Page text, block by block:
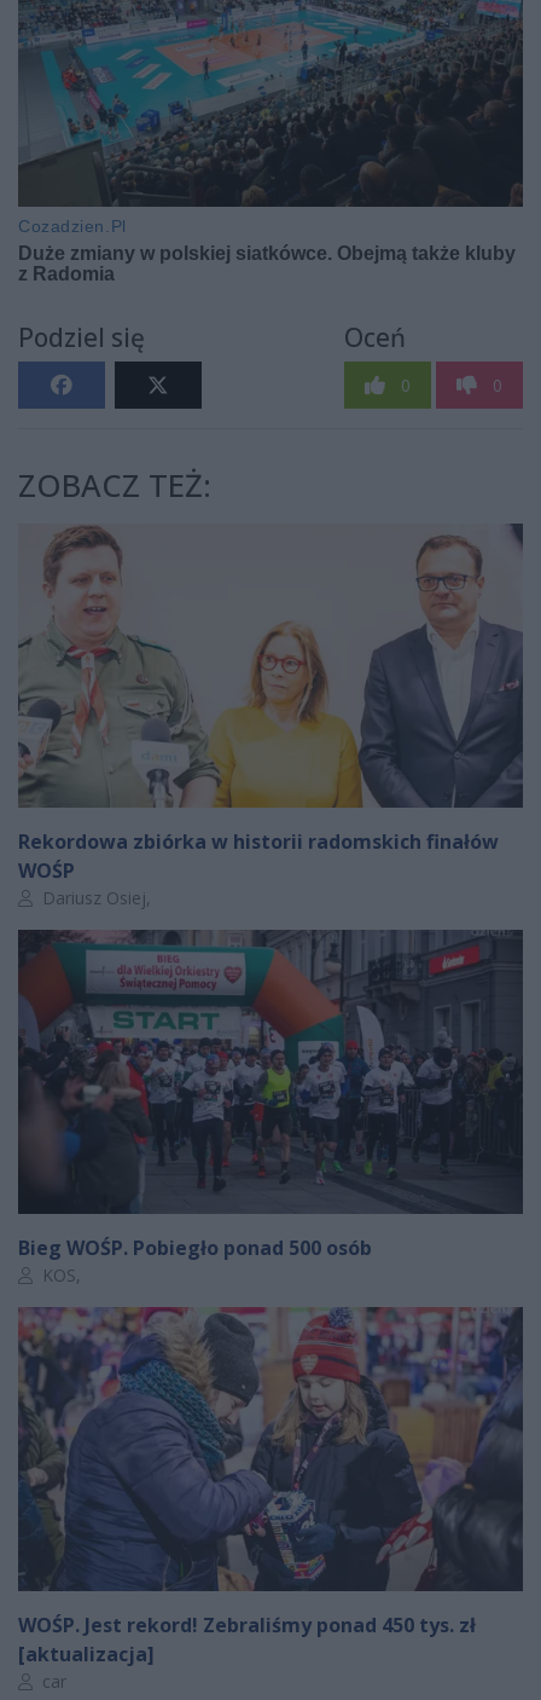
Podziel się Oceń
0 0
ZOBACZ TEŻ:
Rekordowa zbiórka w historii radomskich finałów
WOŚP
Autor artykułu:
Dariusz Osiej,
Bieg WOŚP. Pobiegło ponad 500 osób
Autor artykułu:
KOS,
WOŚP. Jest rekord! Zebraliśmy ponad 450 tys. zł
[aktualizacja]
Autor artykułu:
car